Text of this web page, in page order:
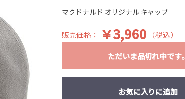
マクドナルド オリジナル キャップ
販売価格： ￥3,960 （税込）
ただいま品切れ中です。
お気に入りに追加